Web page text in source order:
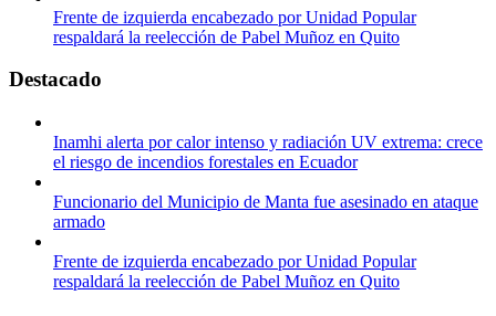
Frente de izquierda encabezado por Unidad Popular
respaldará la reelección de Pabel Muñoz en Quito
Destacado
Inamhi alerta por calor intenso y radiación UV extrema: crece
el riesgo de incendios forestales en Ecuador
Funcionario del Municipio de Manta fue asesinado en ataque
armado
Frente de izquierda encabezado por Unidad Popular
respaldará la reelección de Pabel Muñoz en Quito